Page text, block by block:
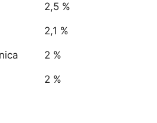
2,5 %
2,1 %
2 %
2 %